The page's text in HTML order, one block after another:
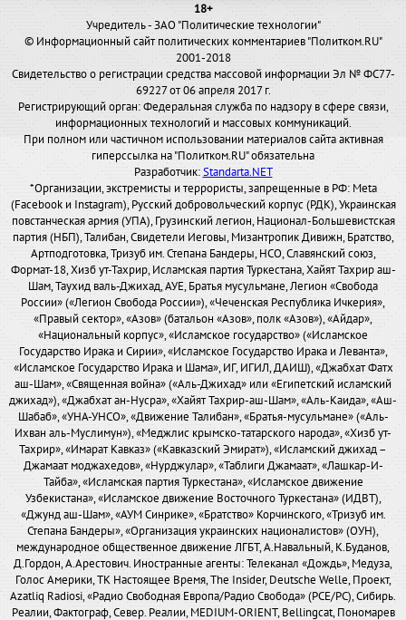
18+
Учредитель - ЗАО "Политические технологии"
© Информационный сайт политических комментариев "Политком.RU"
2001-2018
Свидетельство о регистрации средства массовой информации Эл № ФС77-
69227 от 06 апреля 2017 г.
Регистрирующий орган: Федеральная служба по надзору в сфере связи,
информационных технологий и массовых коммуникаций.
При полном или частичном использовании материалов сайта активная
гиперссылка на "Политком.RU" обязательна
Разработчик:Standarta.NET
*Организации, экстремисты и террористы, запрещенные в РФ: Meta
(Facebook и Instagram), Русский добровольческий корпус (РДК), Украинская
повстанческая армия (УПА), Грузинский легион, Национал-Большевистская
партия (НБП), Талибан, Свидетели Иеговы, Мизантропик Дивижн, Братство,
Артподготовка, Тризуб им. Степана Бандеры, НСО, Славянский союз,
Формат-18, Хизб ут-Тахрир, Исламская партия Туркестана, Хайят Тахрир аш-
Шам, Таухид валь-Джихад, АУЕ, Братья мусульмане, Легион «Свобода
России» («Легион Свобода России»), «Чеченская Республика Ичкерия»,
«Правый сектор», «Азов» (батальон «Азов», полк «Азов»), «Айдар»,
«Национальный корпус», «Исламское государство» («Исламское
Государство Ирака и Сирии», «Исламское Государство Ирака и Леванта»,
«Исламское Государство Ирака и Шама», ИГ, ИГИЛ, ДАИШ), «Джабхат Фатх
аш-Шам», «Священная война» («Аль-Джихад» или «Египетский исламский
джихад»), «Джабхат ан-Нусра», «Хайят Тахрир-аш-Шам», «Аль-Каида», «Аш-
Шабаб», «УНА-УНСО», «Движение Талибан», «Братья-мусульмане» («Аль-
Ихван аль-Муслимун»), «Меджлис крымско-татарского народа», «Хизб ут-
Тахрир», «Имарат Кавказ» («Кавказский Эмират»), «Исламский джихад –
Джамаат моджахедов», «Нурджулар», «Таблиги Джамаат», «Лашкар-И-
Тайба», «Исламская партия Туркестана», «Исламское движение
Узбекистана», «Исламское движение Восточного Туркестана» (ИДВТ),
«Джунд аш-Шам», «АУМ Синрике», «Братство» Корчинского, «Тризуб им.
Степана Бандеры», «Организация украинских националистов» (ОУН),
международное общественное движение ЛГБТ, А.Навальный, К.Буданов,
Д.Гордон, А.Арестович. Иностранные агенты: Телеканал «Дождь», Медуза,
Голос Америки, ТК Настоящее Время, The Insider, Deutsche Welle, Проект,
Azatliq Radiosi, «Радио Свободная Европа/Радио Свобода» (PCE/PC), Сибирь.
Реалии, Фактограф, Север. Реалии, MEDIUM-ORIENT, Bellingcat, Пономарев